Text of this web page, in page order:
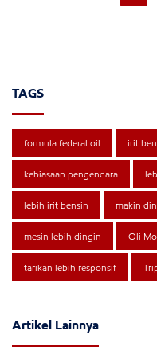
TAGS
formula federal oil irit
kebiasaan pengendara
lebih irit bensin makin
mesin lebih dingin Oli
tarikan lebih responsif
Artikel Lainnya